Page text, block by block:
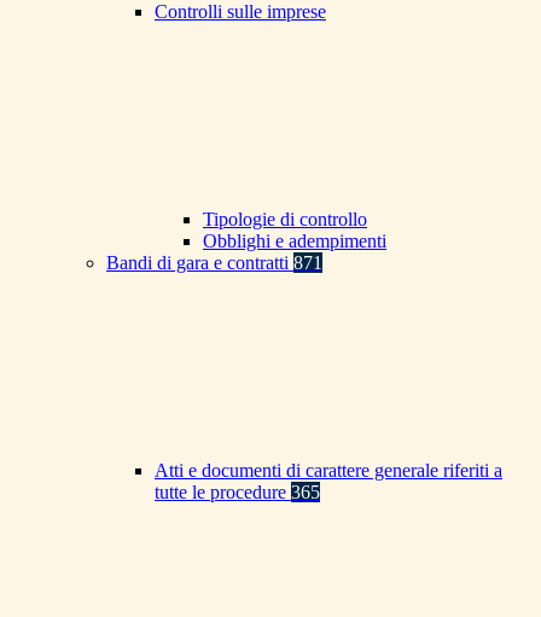
Controlli sulle imprese
Tipologie di controllo
Obblighi e adempimenti
Bandi di gara e contratti 871
Atti e documenti di carattere generale riferiti a
tutte le procedure 365